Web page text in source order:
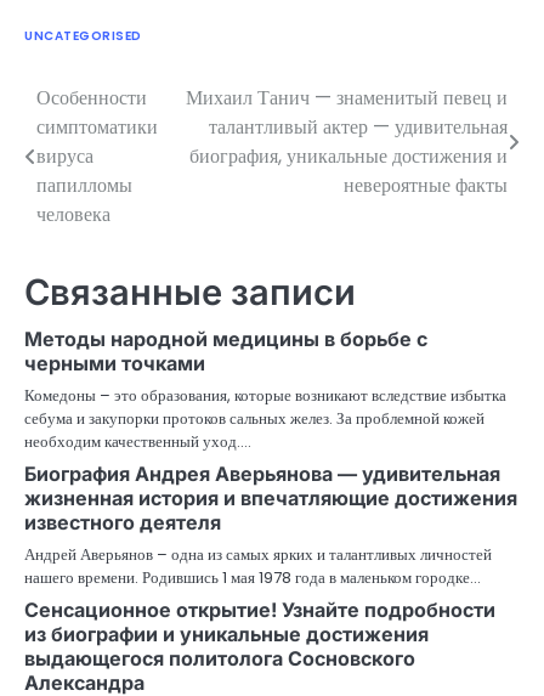
UNCATEGORISED
Навигация
по
записям
Особенности
симптоматики
вируса
папилломы
человека
Михаил Танич — знаменитый певец и
талантливый актер — удивительная
биография, уникальные достижения и
невероятные факты
Связанные записи
Методы народной медицины в борьбе с
черными точками
Комедоны – это образования, которые возникают вследствие избытка
себума и закупорки протоков сальных желез. За проблемной кожей
необходим качественный уход.…
Биография Андрея Аверьянова — удивительная
жизненная история и впечатляющие достижения
известного деятеля
Андрей Аверьянов – одна из самых ярких и талантливых личностей
нашего времени. Родившись 1 мая 1978 года в маленьком городке…
Сенсационное открытие! Узнайте подробности
из биографии и уникальные достижения
выдающегося политолога Сосновского
Александра